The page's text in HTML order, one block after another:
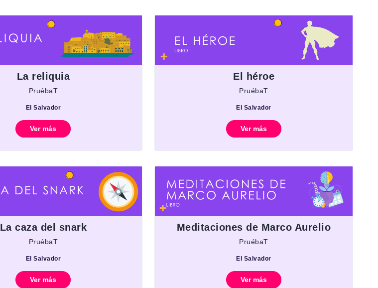
La reliquia
PruébaT
El Salvador
Ver más
El héroe
PruébaT
El Salvador
Ver más
La caza del snark
PruébaT
El Salvador
Ver más
Meditaciones de Marco Aurelio
PruébaT
El Salvador
Ver más